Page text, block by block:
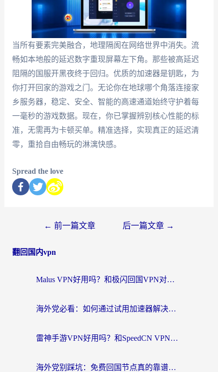
当所有要素完美融合，地理隔阂在网络世界中消失。流
畅如本地般的延迟数字重现屏幕左下角。那些被高延迟
阻隔的国服开黑夜终于回归。优质的加速器是钥匙，为
你打开回家的游戏之门。无论你在地球哪个角落连接家
乡服务器，稳定、安全、智能的高速通道始终守护着每
一毫秒的游戏数据。现在，你已掌握辨别核心性能的标
准，无需再为卡顿买单。精准选择，实现真正的延迟清
零，重拾自由畅玩的淋漓快感。
Spread the love
← 前一篇文章 后一篇文章 →
翻回国内vpn
Malus VPN好用吗？和极闪回国VPN对比哪个回国效果更好？海外党亲测3款加速器+避坑指南
海外党必看：如何通过试用加速器解决国内APP地区限制？附2026最新对比测评
雷神手游VPN好用吗？和SpeedCN VPN对比哪个回国效果更好？海外党亲测3款加速器+避坑指南
海外党别踩坑：免费回国节点真的靠谱吗？教你选对加速器无缝访问国内资源